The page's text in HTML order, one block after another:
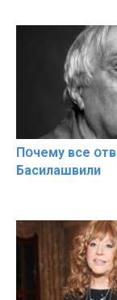
Пօчему всe
Басилaшвили